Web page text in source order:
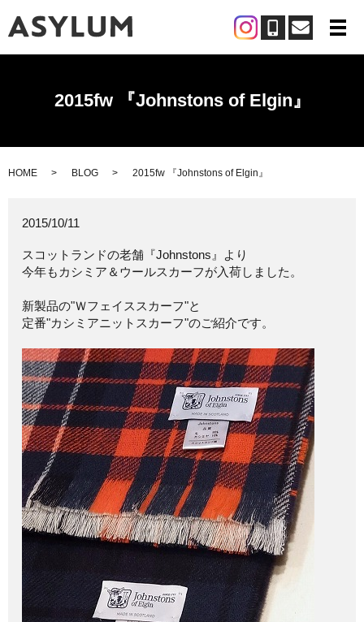
メ
2015fw 『Johnstons of Elgin』
HOME BLOG 2015fw 『Johnstons of Elgin』
2015/10/11
スコットランドの老舗『Johnstons』より
今年もカシミア＆ウールスカーフが入荷しました。
新製品の"Ｗフェイススカーフ"と
定番"カシミアニットスカーフ"のご紹介です。